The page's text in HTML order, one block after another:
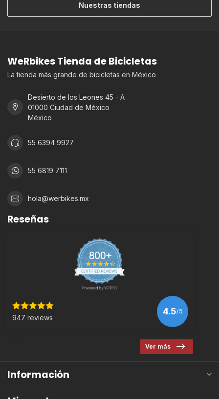
Nuestras tiendas
WeRbikes Tienda de Bicicletas
La tienda más grande de bicicletas en México
Desierto de los Leones 45 - A
01000 Ciudad de México
México
55 6394 9927
55 6819 7111
hola@werbikes.mx
Reseñas
947 reviews
4.5/5
Ver más
Información